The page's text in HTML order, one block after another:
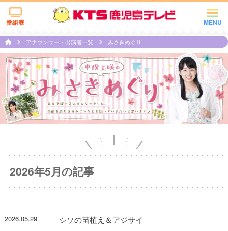
MENU
番組表
アナウンサー・出演者一覧 みさきめぐり
2026年5月の記事
2026.05.29 シソの苗植え＆アジサイ